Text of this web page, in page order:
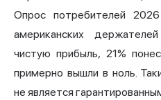
Опрос потребителей
американских
чистую прибыль, 21%
примерно вышли в ноль.
не является